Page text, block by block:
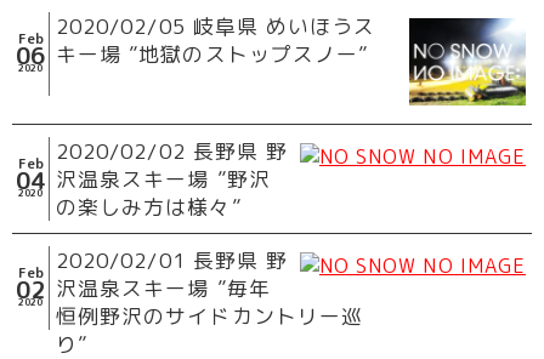
Feb
06
2020
2020/02/05 岐阜県 めいほうス
キー場 ”地獄のストップスノー”
Feb
04
2020
2020/02/02 長野県 野
沢温泉スキー場 ”野沢
の楽しみ方は様々”
Feb
02
2020
2020/02/01 長野県 野
沢温泉スキー場 ”毎年
恒例野沢のサイドカントリー巡
り”